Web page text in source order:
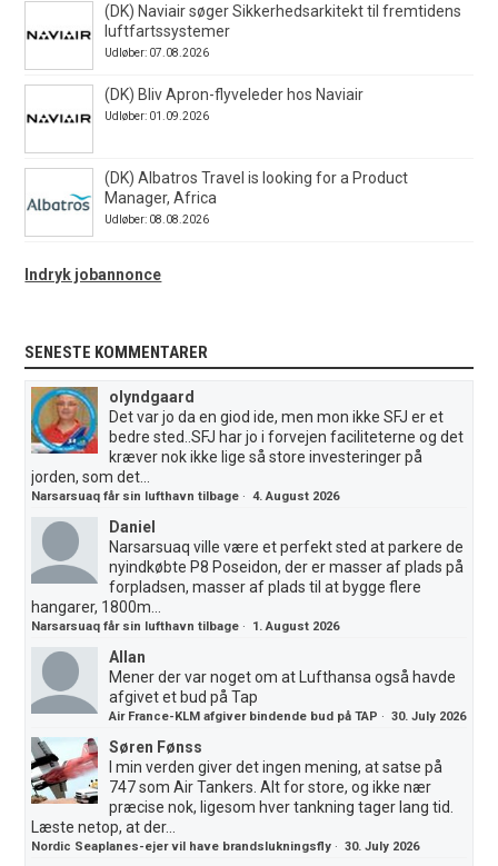
(DK) Naviair søger Sikkerhedsarkitekt til fremtidens
luftfartssystemer
Udløber: 07.08.2026
(DK) Bliv Apron-flyveleder hos Naviair
Udløber: 01.09.2026
(DK) Albatros Travel is looking for a Product
Manager, Africa
Udløber: 08.08.2026
Indryk jobannonce
SENESTE KOMMENTARER
olyndgaard
Det var jo da en giod ide, men mon ikke SFJ er et
bedre sted..SFJ har jo i forvejen faciliteterne og det
kræver nok ikke lige så store investeringer på
jorden, som det...
Narsarsuaq får sin lufthavn tilbage ·4. August 2026
Daniel
Narsarsuaq ville være et perfekt sted at parkere de
nyindkøbte P8 Poseidon, der er masser af plads på
forpladsen, masser af plads til at bygge flere
hangarer, 1800m...
Narsarsuaq får sin lufthavn tilbage · 1. August 2026
Allan
Mener der var noget om at Lufthansa også havde
afgivet et bud på Tap
Air France-KLM afgiver bindende bud på TAP ·30. July 2026
Søren Fønss
I min verden giver det ingen mening, at satse på
747 som Air Tankers. Alt for store, og ikke nær
præcise nok, ligesom hver tankning tager lang tid.
Læste netop, at der...
Nordic Seaplanes-ejer vil have brandslukningsfly ·30. July 2026